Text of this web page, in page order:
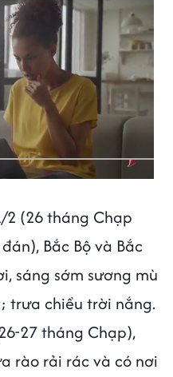
2 (26 tháng Chạp
Bắc Bộ và Bắc
sáng sớm sương mù
trưa chiều trời nắng.
27 tháng Chạp),
rào rải rác và có nơi